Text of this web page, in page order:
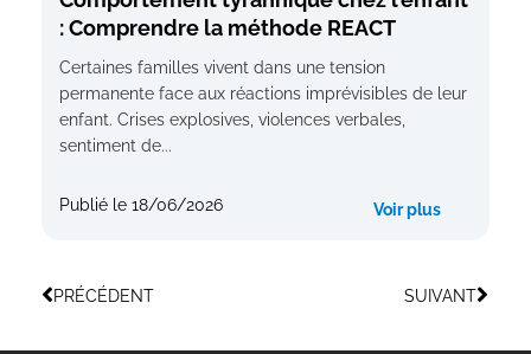
: Comprendre la méthode REACT
Certaines familles vivent dans une tension
permanente face aux réactions imprévisibles de leur
enfant. Crises explosives, violences verbales,
sentiment de...
Publié le 18/06/2026 Voir plus
PRÉCÉDENT SUIVANT